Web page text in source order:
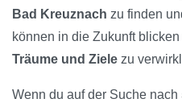
Bad Kreuznach zu finden
können in die Zukunft
Träume und Ziele zu
Wenn du auf der Suche nach